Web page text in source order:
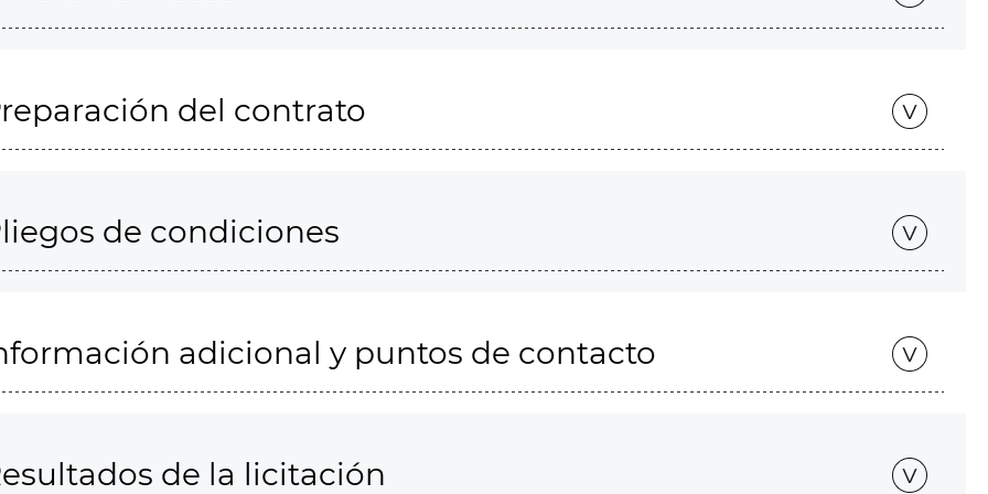
del contrato
de condiciones
adicional y puntos de contacto
de la licitación